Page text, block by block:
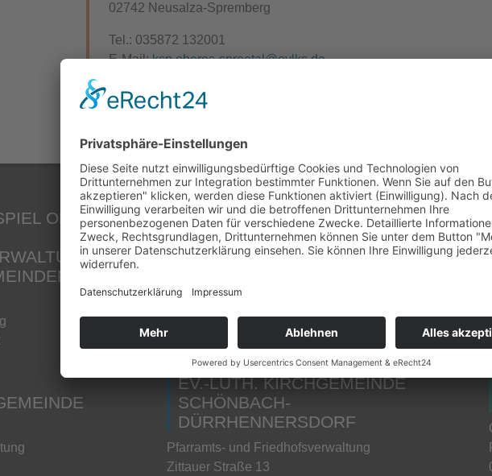
02742 Neusalza-Spremberg
Tel.: 035872 132001
E-Mail:ksp.oberes-spreetal@evlks.de
Öffnungzeiten: donnerstags 09:00 - 12:00 Uhr und 14:00 - 17:00 Uhr,
an anderen Tagen nach Absprache
OBERES
EV.-LUTH. KIRCHGEMEINDE
EIBAU-WALDDORF MIT NEUEIBAU
02739 Kottmar OT Eibau
» Öffnungszeiten & Kontakt
EV.-LUTH. KIRCHGEMEINDE
SCHÖNBACH-
DÜRRHENNERSDORF
Pfarramts- und Friedhofsverwaltung
Zittauer Straße 13